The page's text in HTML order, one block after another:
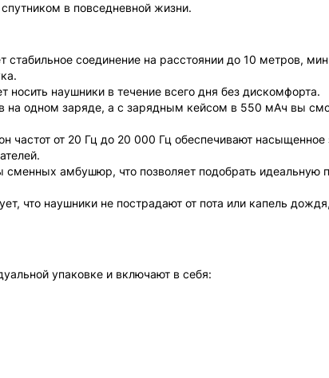
в повседневной жизни.
стабильное соединение на расстоянии до 10 метров,
носить наушники в течение всего дня без дискомфорта.
на одном заряде, а с зарядным кейсом в 550 мАч вы
частот от 20 Гц до 20 000 Гц обеспечивают насыщенное
сменных амбушюр, что позволяет подобрать идеальную
что наушники не пострадают от пота или капель
упаковке и включают в себя: